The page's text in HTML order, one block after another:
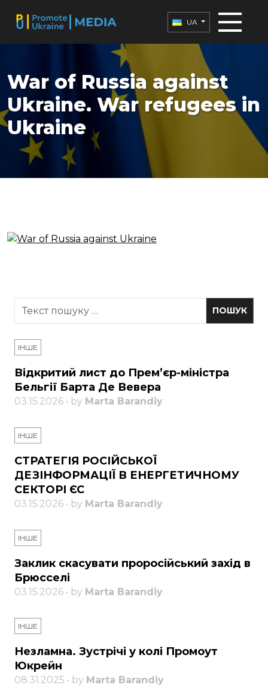
UA
War of Russia against
Ukraine. War refugees in
Ukraine
ІНШЕ
Відкритий лист до Прем’єр-міністра
Бельгії Барта Де Вевера
03.15.2026 • by Marta Barandiy
ІНШЕ
СТРАТЕГІЯ РОСІЙСЬКОЇ
ДЕЗІНФОРМАЦІЇ В ЕНЕРГЕТИЧНОМУ
СЕКТОРІ ЄС
03.15.2026 • by Marta Barandiy
ІНШЕ
Заклик скасувати проросійський захід в
Брюсселі
03.15.2026 • by Marta Barandiy
ІНШЕ
Незламна. Зустрічі у колі Промоут
Юкрейн
08.31.2025 • by Marta Barandiy